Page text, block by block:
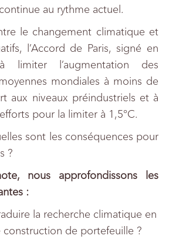
au rythme actuel.
le changement climatique et
l’Accord de Paris, signé en
limiter l’augmentation des
mondiales à moins de
aux niveaux préindustriels et à
pour la limiter à 1,5°C.
sont les conséquences pour
?
nous approfondissons les
:
la recherche climatique en
construction de portefeuille ?